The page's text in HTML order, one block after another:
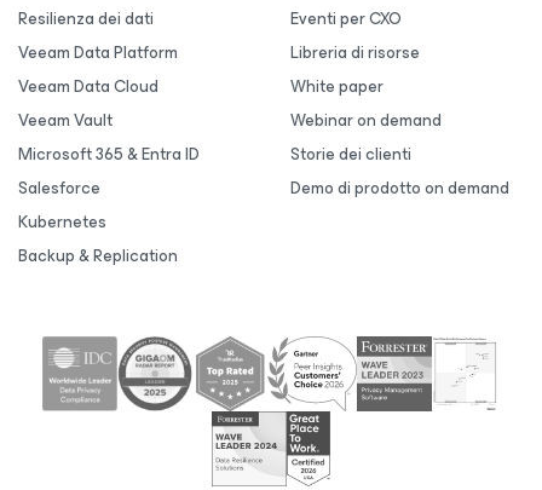
Resilienza dei dati
Veeam Data Platform
Veeam Data Cloud
Veeam Vault
Microsoft 365 & Entra ID
Salesforce
Kubernetes
Backup & Replication
Eventi per CXO
Libreria di risorse
White paper
Webinar on demand
Storie dei clienti
Demo di prodotto on demand